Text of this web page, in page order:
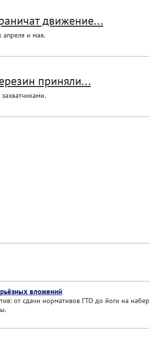
движение...
апреля и мая.
приняли...
вложений
от сдачи нормативов ГТО до йоги на